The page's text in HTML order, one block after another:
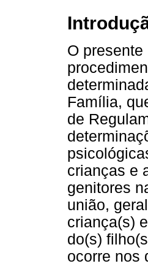
O
Família,
de
crianças e
genitores
união,
criança(s)
do(s)
ocorre nos